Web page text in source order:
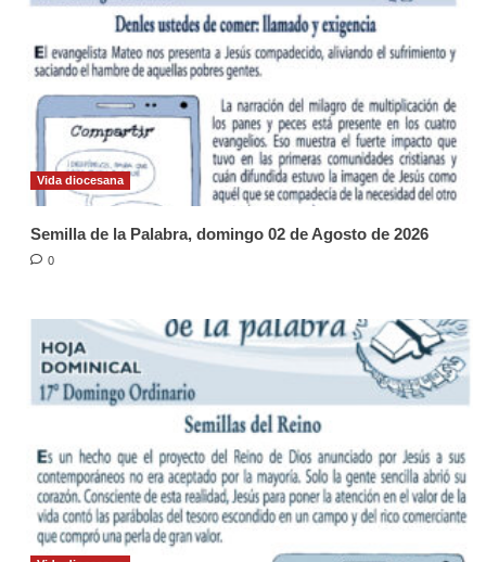
Vida diocesana
Semilla de la Palabra, domingo 02 de Agosto de 2026
0